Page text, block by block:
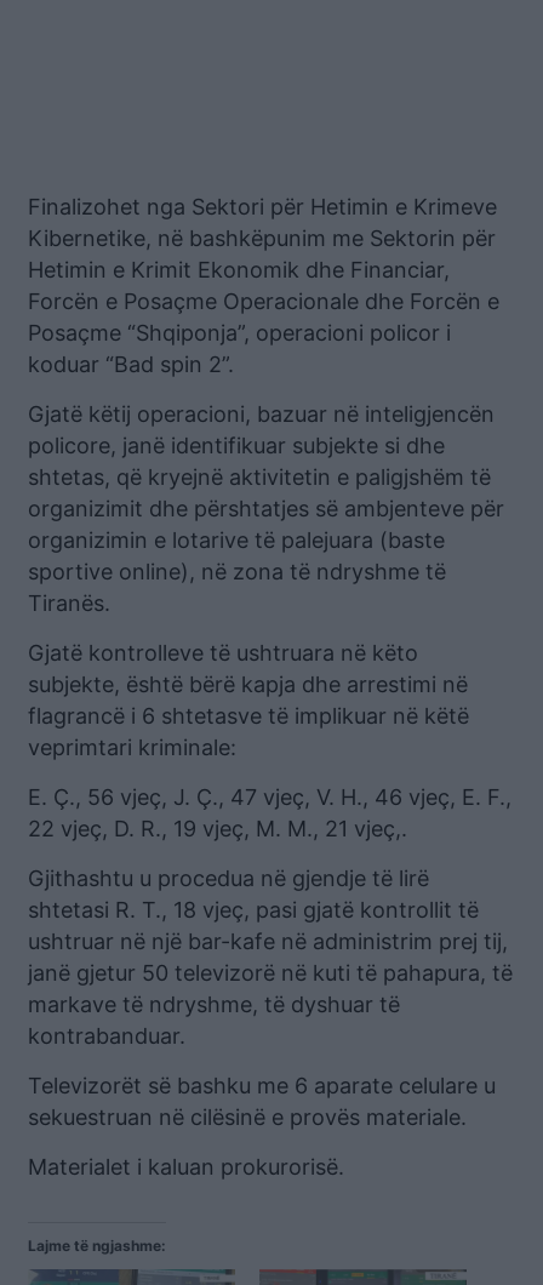
Finalizohet nga Sektori për Hetimin e Krimeve
Kibernetike, në bashkëpunim me Sektorin për
Hetimin e Krimit Ekonomik dhe Financiar,
Forcën e Posaçme Operacionale dhe Forcën e
Posaçme “Shqiponja”, operacioni policor i
koduar “Bad spin 2”.
Gjatë këtij operacioni, bazuar në inteligjencën
policore, janë identifikuar subjekte si dhe
shtetas, që kryejnë aktivitetin e paligjshëm të
organizimit dhe përshtatjes së ambjenteve për
organizimin e lotarive të palejuara (baste
sportive online), në zona të ndryshme të
Tiranës.
Gjatë kontrolleve të ushtruara në këto
subjekte, është bërë kapja dhe arrestimi në
flagrancë i 6 shtetasve të implikuar në këtë
veprimtari kriminale:
E. Ç., 56 vjeç, J. Ç., 47 vjeç, V. H., 46 vjeç, E. F.,
22 vjeç, D. R., 19 vjeç, M. M., 21 vjeç,.
Gjithashtu u procedua në gjendje të lirë
shtetasi R. T., 18 vjeç, pasi gjatë kontrollit të
ushtruar në një bar-kafe në administrim prej tij,
janë gjetur 50 televizorë në kuti të pahapura, të
markave të ndryshme, të dyshuar të
kontrabanduar.
Televizorët së bashku me 6 aparate celulare u
sekuestruan në cilësinë e provës materiale.
Materialet i kaluan prokurorisë.
Lajme të ngjashme: